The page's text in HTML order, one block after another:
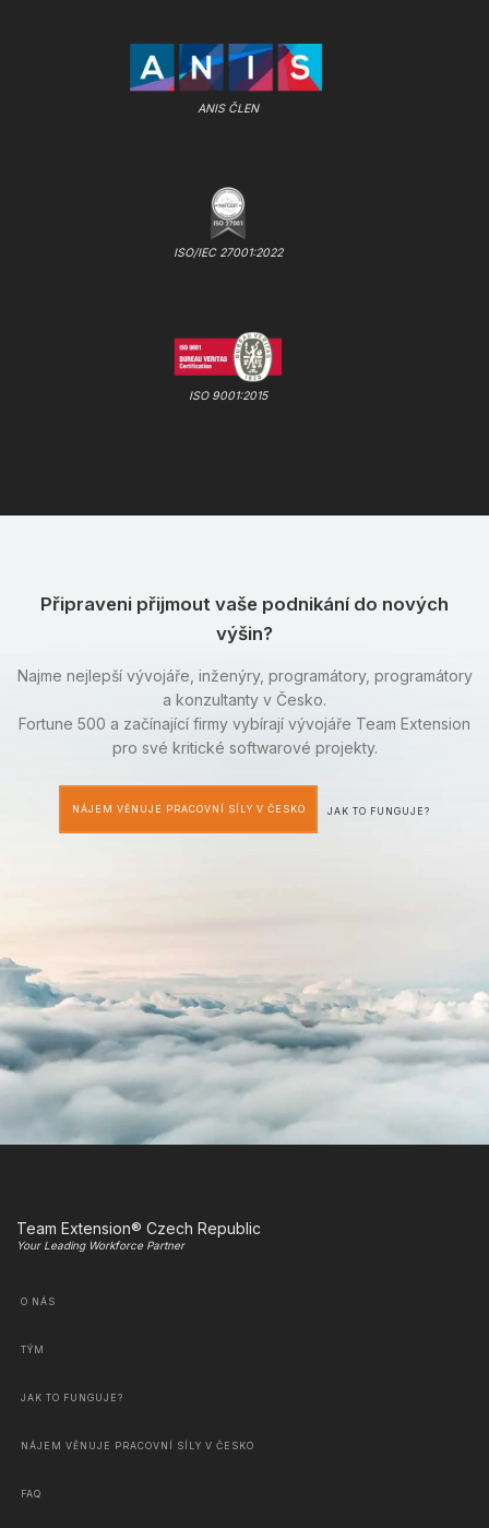
ANIS ČLEN
ISO/IEC 27001:2022
ISO 9001:2015
Připraveni přijmout vaše podnikání do nových
výšin?
Najme nejlepší vývojáře, inženýry, programátory, programátory
a konzultanty v Česko.
Fortune 500 a začínající firmy vybírají vývojáře Team Extension
pro své kritické softwarové projekty.
NÁJEM VĚNUJE PRACOVNÍ SÍLY V ČESKO JAK TO FUNGUJE?
Team Extension® Czech Republic
Your Leading Workforce Partner
O NÁS
TÝM
JAK TO FUNGUJE?
NÁJEM VĚNUJE PRACOVNÍ SÍLY V ČESKO
FAQ